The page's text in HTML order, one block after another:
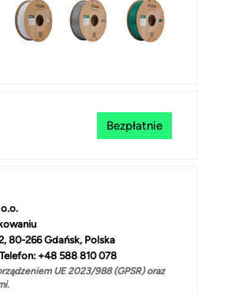
Bezpłatnie
80-266 Gdańsk, Polska
+48 588 810 078
UE 2023/988 (GPSR) oraz